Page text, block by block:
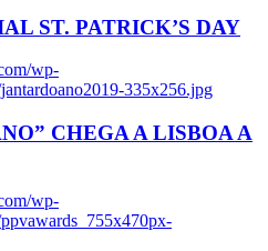
ST. PATRICK’S DAY
wp-
335x256.jpg
CHEGA A LISBOA A
wp-